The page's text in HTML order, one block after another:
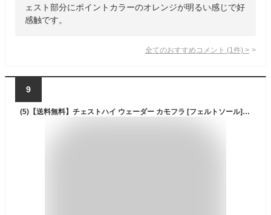
ェスト部分にポイントカラーのオレンジが明るい感じで好
感触です。
全てのおすすめコメント (1 件) >
9
(5)【送料無料】チェストハイ ウェーダー カモフラ [フェルトソール] [補修キット付属] /迷彩/釣り/水場作業/清掃/ウェダー/渓流/X'SELL/エクセル/OH-821/長靴/胴長靴